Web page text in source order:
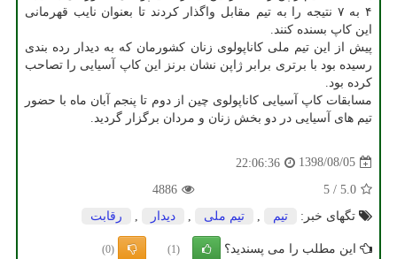
۴ به ۷ نتیجه را به تیم مقابل واگذار كردند تا بعنوان نایب قهرمانی
این كاپ بسنده كنند.
پیش از این تیم ملی كاناپولوی زنان كشورمان كه به دیدار رده بندی
رسیده بود با برتری برابر ژاپن نشان برنز این كاپ آسیایی را تصاحب
كرده بود.
مسابقات كاپ آسیایی كاناپولوی چین از دوم تا پنجم آبان ماه با حضور
تیم های آسیایی در دو بخش زنان و مردان برگزار گردید.
1398/08/05
22:06:36
5.0
/
5
4886
تگهای خبر:
تیم تیم ملی دیدار رقابت
این مطلب را می پسندید؟ (1)
(0)